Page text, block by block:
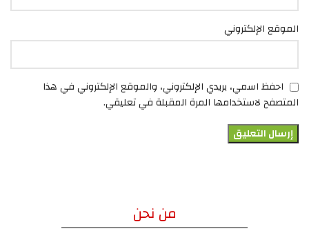
الموقع الإلكتروني
احفظ اسمي، بريدي الإلكتروني، والموقع الإلكتروني في هذا
المتصفح لاستخدامها المرة المقبلة في تعليقي.
من نحن